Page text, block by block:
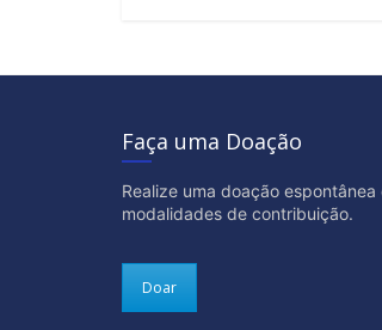
Faça uma Doação
Realize uma doação
modalidades de contribuição.
Doar